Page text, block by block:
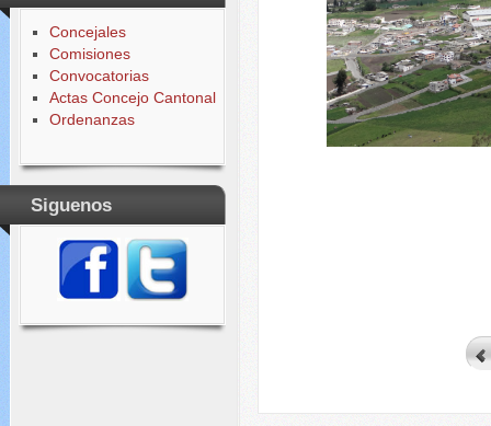
Concejales
Comisiones
Convocatorias
Actas Concejo Cantonal
Ordenanzas
Siguenos